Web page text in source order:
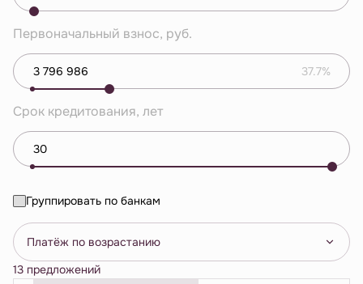
Первоначальный взнос, руб.
37.7%
Срок кредитования, лет
Группировать по банкам
Платёж по возрастанию
13 предложений